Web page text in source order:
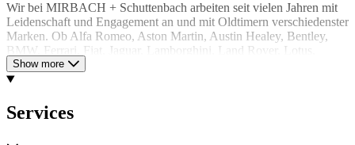
Wir bei MIRBACH + Schuttenbach arbeiten seit vielen Jahren mit
Leidenschaft und Engagement an und mit Oldtimern verschiedenster
Marken. Ob Alfa Romeo, Aston Martin, Austin Healey, Bentley,
BMW, Ferrari, Fiat, Jaguar, Lamborghini, Land Rover, Lotus,
Maserati, Mercedes Benz, Porsche, Rolls Royce, Triumph oder
Volkswagen – klassische Automobile begeistern uns. Aufgrund
Kundenbetreuung bei der Fahrzeugsuche und einen professionellen
Service in unserer eigenen Werkstatt. In Anzing führen wir
Show more
Services